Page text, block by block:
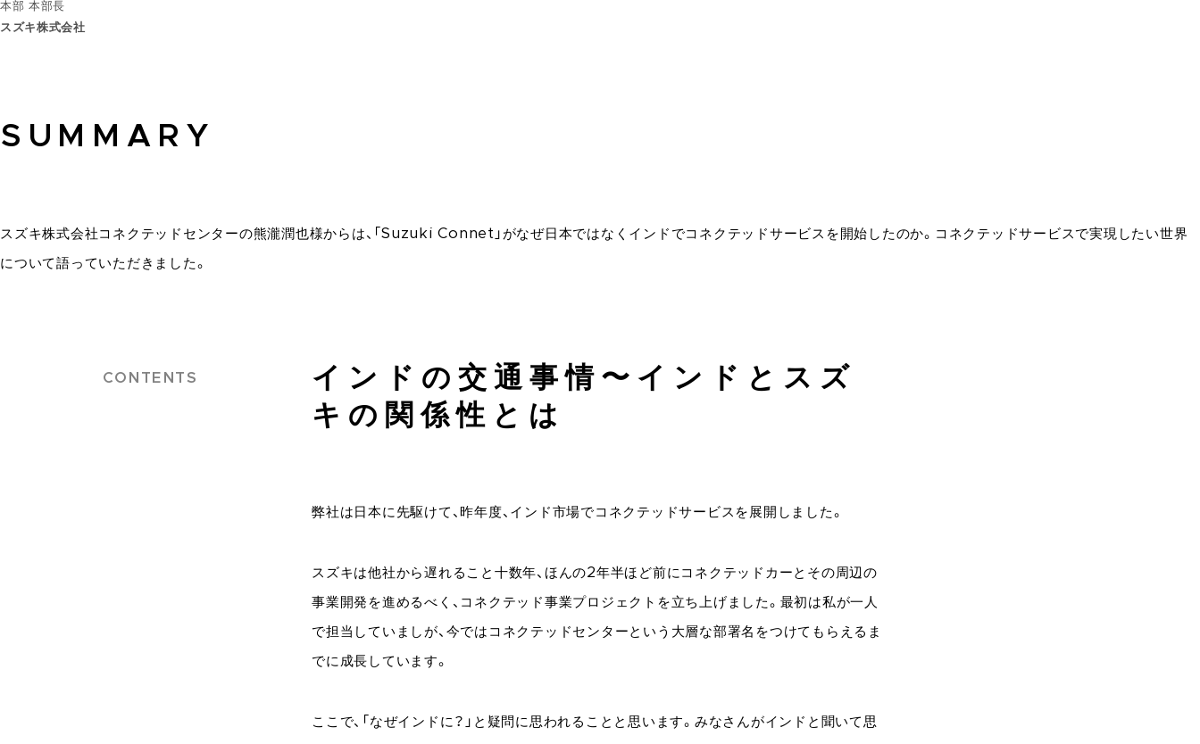
本部 本部長
スズキ株式会社
SUMMARY
スズキ株式会社コネクテッドセンターの熊瀧潤也様からは、「Suzuki Connet」がなぜ日本ではなくインドでコネクテッドサービスを開始したのか。コネクテッドサービスで実現したい世界
について語っていただきました。
インドの交通事情〜インドとスズ
キの関係性とは
弊社は日本に先駆けて、昨年度、インド市場でコネクテッドサービスを展開しました。
スズキは他社から遅れること十数年、ほんの2年半ほど前にコネクテッドカーとその周辺の
事業開発を進めるべく、コネクテッド事業プロジェクトを立ち上げました。最初は私が一人
で担当していましが、今ではコネクテッドセンターという大層な部署名をつけてもらえるま
でに成長しています。
ここで、「なぜインドに？」と疑問に思われることと思います。みなさんがインドと聞いて思